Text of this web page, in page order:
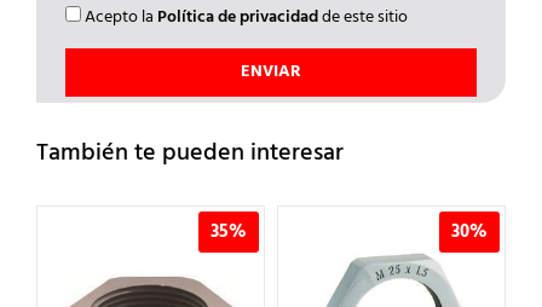
Acepto la Política de privacidadde este sitio
También te pueden interesar